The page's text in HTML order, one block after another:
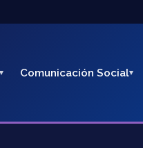
Comunicación Social